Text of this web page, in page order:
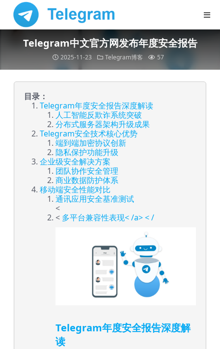
Telegram中文官方网发布年度安全报告
2025-11-23 Telegram博客 57
目录：
Telegram年度安全报告深度解读
人工智能反欺诈系统突破
分布式服务器架构升级成果
Telegram安全技术核心优势
端到端加密协议创新
隐私保护功能升级
企业级安全解决方案
团队协作安全管理
商业数据防护体系
移动端安全性能对比
通讯应用安全基准测试
<
< 多平台兼容性表现< /a> < /
Telegram年度安全报告深度解
读